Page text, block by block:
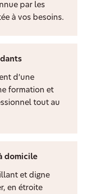
par les
à vos besoins.
d’une
formation et
tout au
domicile
et digne
en étroite